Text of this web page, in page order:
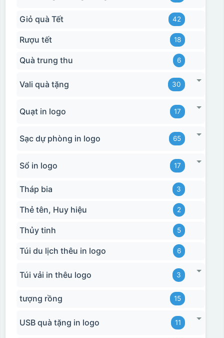
Hộp xi bình giữ nhiệt
Hộp xi bình hoa
Giỏ quà Tết 42
Rượu tết 18
Quà trung thu 6
Vali quà tặng 30
Quạt in logo 17
Sạc dự phòng in logo 65
Sổ in logo 17
Tháp bia 3
Thẻ tên, Huy hiệu 2
Thủy tinh 5
Túi du lịch thêu in logo 6
Túi vải in thêu logo 3
tượng rồng 15
USB quà tặng in logo 11